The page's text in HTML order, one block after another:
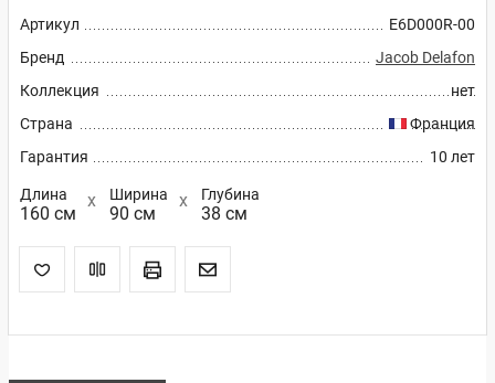
Артикул
E6D000R-00
Бренд
Jacob Delafon
Коллекция
нет
Страна
Франция
Гарантия
10 лет
Длина
160 см
Ширина
90 см
Глубина
38 см